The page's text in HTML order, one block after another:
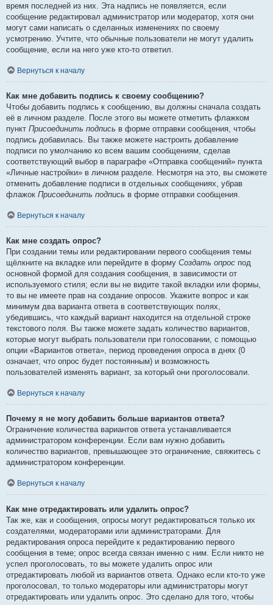
время последней из них. Эта надпись не появляется, если
сообщение редактировал администратор или модератор, хотя они
могут сами написать о сделанных изменениях по своему
усмотрению. Учтите, что обычные пользователи не могут удалить
сообщение, если на него уже кто-то ответил.
Вернуться к началу
Как мне добавить подпись к своему сообщению?
Чтобы добавить подпись к сообщению, вы должны сначала создать
её в личном разделе. После этого вы можете отметить флажком
пункт Присоединить подпись в форме отправки сообщения, чтобы
подпись добавилась. Вы также можете настроить добавление
подписи по умолчанию ко всем вашим сообщениям, сделав
соответствующий выбор в параграфе «Отправка сообщений» пункта
«Личные настройки» в личном разделе. Несмотря на это, вы сможете
отменить добавление подписи в отдельных сообщениях, убрав
флажок Присоединить подпись в форме отправки сообщения.
Вернуться к началу
Как мне создать опрос?
При создании темы или редактировании первого сообщения темы
щёлкните на вкладке или перейдите в форму Создать опрос под
основной формой для создания сообщения, в зависимости от
используемого стиля; если вы не видите такой вкладки или формы,
то вы не имеете прав на создание опросов. Укажите вопрос и как
минимум два варианта ответа в соответствующих полях,
убедившись, что каждый вариант находится на отдельной строке
текстового поля. Вы также можете задать количество вариантов,
которые могут выбрать пользователи при голосовании, с помощью
опции «Вариантов ответа», период проведения опроса в днях (0
означает, что опрос будет постоянным) и возможность
пользователей изменять вариант, за который они проголосовали.
Вернуться к началу
Почему я не могу добавить больше вариантов ответа?
Ограничение количества вариантов ответа устанавливается
администратором конференции. Если вам нужно добавить
количество вариантов, превышающее это ограничение, свяжитесь с
администратором конференции.
Вернуться к началу
Как мне отредактировать или удалить опрос?
Так же, как и сообщения, опросы могут редактироваться только их
создателями, модераторами или администраторами. Для
редактирования опроса перейдите к редактированию первого
сообщения в теме; опрос всегда связан именно с ним. Если никто не
успел проголосовать, то вы можете удалить опрос или
отредактировать любой из вариантов ответа. Однако если кто-то уже
проголосовал, то только модераторы или администраторы могут
отредактировать или удалить опрос. Это сделано для того, чтобы